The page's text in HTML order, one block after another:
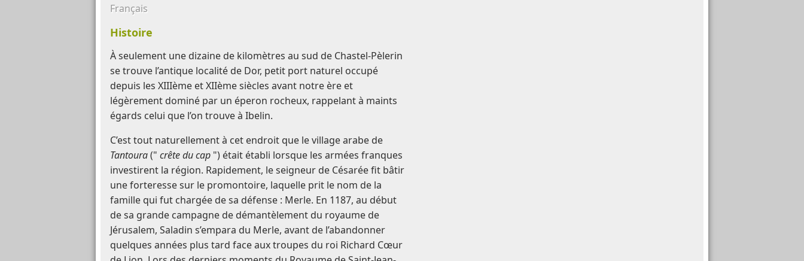
Français
Histoire
À seulement une dizaine de kilomètres au sud de Chastel-Pèlerin
se trouve l’antique localité de Dor, petit port naturel occupé
depuis les XIIIème et XIIème siècles avant notre ère et
légèrement dominé par un éperon rocheux, rappelant à maints
égards celui que l’on trouve à Ibelin.
C’est tout naturellement à cet endroit que le village arabe de
Tantoura(" crête du cap ") était établi lorsque les armées franques
investirent la région. Rapidement, le seigneur de Césarée fit bâtir
une forteresse sur le promontoire, laquelle prit le nom de la
famille qui fut chargée de sa défense : Merle. En 1187, au début
de sa grande campagne de démantèlement du royaume de
Jérusalem, Saladin s’empara du Merle, avant de l’abandonner
quelques années plus tard face aux troupes du roi Richard Cœur